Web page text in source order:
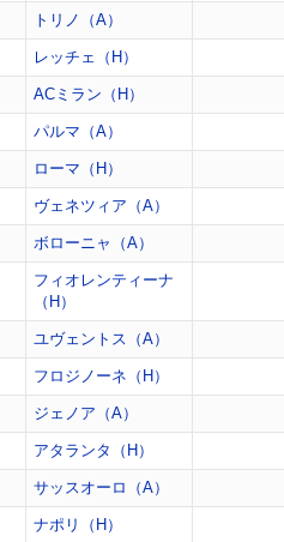
トリノ（A）
レッチェ（H）
ACミラン（H）
パルマ（A）
ローマ（H）
ヴェネツィア（A）
ボローニャ（A）
フィオレンティーナ
（H）
ユヴェントス（A）
フロジノーネ（H）
ジェノア（A）
アタランタ（H）
サッスオーロ（A）
ナポリ（H）